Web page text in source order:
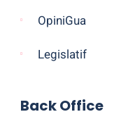
OpiniGua
Legislatif
Back Office